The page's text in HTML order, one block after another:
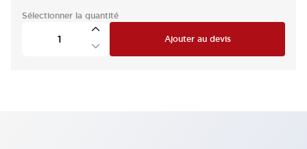
Sélectionner la quantité
Ajouter au devis